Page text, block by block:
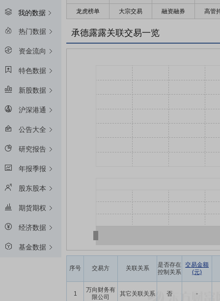
我的数据
热门数据
资金流向
特色数据
新股数据
沪深港通
公告大全
研究报告
年报季报
股东股本
期货期权
经济数据
基金数据
龙虎榜单 大宗交易 融资融券 高管
承德露露关联交易一览
序号 交易方 关联关系
是否存在
控制关系
交易金额
(元)
1
万向财务有
限公司
其它关联关系 否 -